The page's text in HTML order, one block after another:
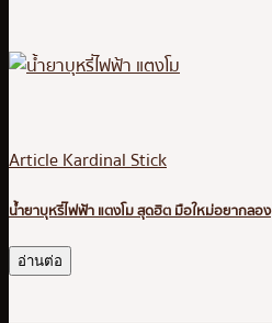
Article Kardinal Stick
น้ำยาบุหรี่ไฟฟ้า แตงโม สุดฮิต มือใหม่อยากลอง
อ่านต่อ